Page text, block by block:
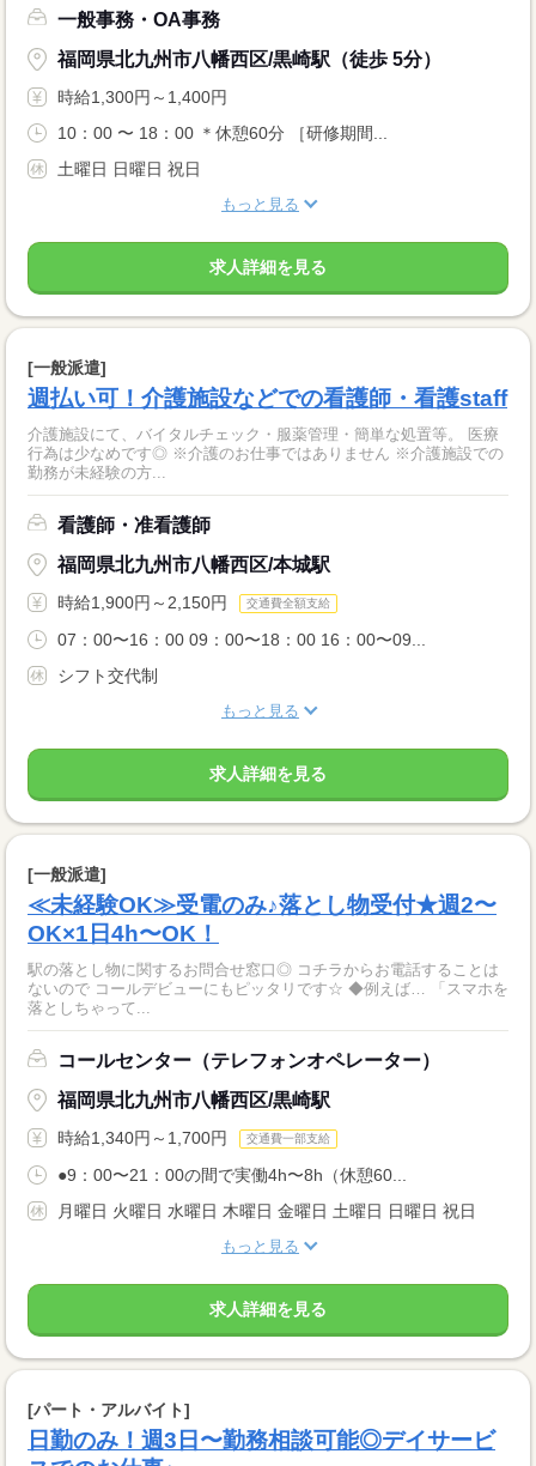
一般事務・OA事務
福岡県北九州市八幡西区/黒崎駅（徒歩 5分）
時給1,300円～1,400円
10：00 〜 18：00 ＊休憩60分 ［研修期間...
土曜日 日曜日 祝日
もっと見る
求人詳細を見る
[一般派遣]
週払い可！介護施設などでの看護師・看護staff
介護施設にて、バイタルチェック・服薬管理・簡単な処置等。 医療
行為は少なめです◎ ※介護のお仕事ではありません ※介護施設での
勤務が未経験の方...
看護師・准看護師
福岡県北九州市八幡西区/本城駅
時給1,900円～2,150円 交通費全額支給
07：00〜16：00 09：00〜18：00 16：00〜09...
シフト交代制
もっと見る
求人詳細を見る
[一般派遣]
≪未経験OK≫受電のみ♪落とし物受付★週2〜
OK×1日4h〜OK！
駅の落とし物に関するお問合せ窓口◎ コチラからお電話することは
ないので コールデビューにもピッタリです☆ ◆例えば… 「スマホを
落としちゃって...
コールセンター（テレフォンオペレーター）
福岡県北九州市八幡西区/黒崎駅
時給1,340円～1,700円 交通費一部支給
●9：00〜21：00の間で実働4h〜8h（休憩60...
月曜日 火曜日 水曜日 木曜日 金曜日 土曜日 日曜日 祝日
もっと見る
求人詳細を見る
[パート・アルバイト]
日勤のみ！週3日〜勤務相談可能◎デイサービ